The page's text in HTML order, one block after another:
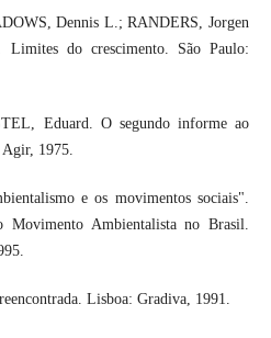
Dennis L.; RANDERS, Jorgen
do crescimento. São Paulo:
Eduard. O segundo informe ao
Agir, 1975.
e os movimentos sociais".
Movimento Ambientalista no Brasil.
Lisboa: Gradiva, 1991.